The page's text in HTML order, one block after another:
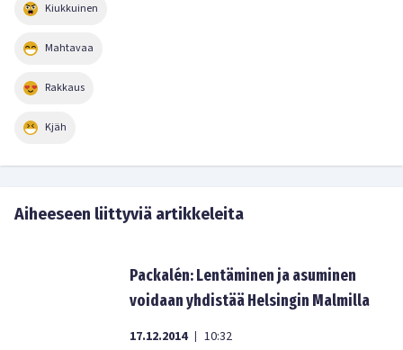
Kiukkuinen
Mahtavaa
Rakkaus
Kjäh
Aiheeseen liittyviä artikkeleita
Packalén: Lentäminen ja asuminen
voidaan yhdistää Helsingin Malmilla
17.12.2014 | 10:32